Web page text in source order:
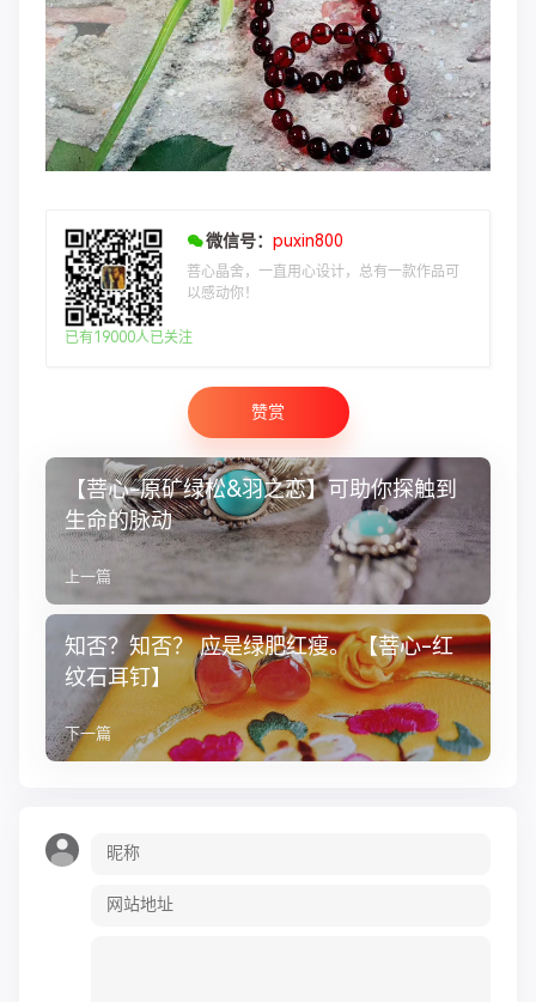
微信号： puxin800
菩心晶舍，一直用心设计，总有一款作品可
以感动你！
已有19000人已关注
赞赏
【菩心-原矿绿松&羽之恋】可助你探触到
生命的脉动
上一篇
知否？知否？ 应是绿肥红瘦。 【菩心-红
纹石耳钉】
下一篇